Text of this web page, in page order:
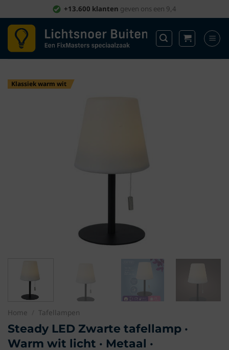
naar
inhoud
+13.600 klanten geven ons een 9,4
Klassiek warm wit
Home Tafellampen
Steady LED Zwarte tafellamp ·
Warm wit licht · Metaal ·